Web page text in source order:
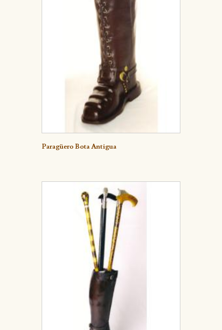
Detalle
Paragüero Bota Antigua